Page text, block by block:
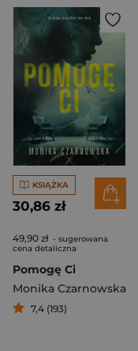
KSIĄŻKA
30,86 zł
49,90 zł - sugerowana
cena detaliczna
Pomogę Ci
Monika Czarnowska
7,4 (193)